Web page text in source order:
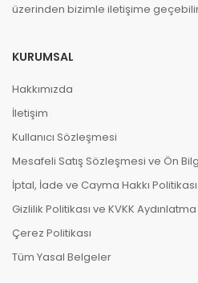
üzerinden bizimle iletişime
KURUMSAL
Hakkımızda
İletişim
Kullanıcı Sözleşmesi
Mesafeli Satış Sözleşmesi ve Ön
İptal, İade ve Cayma Hakkı Politikası
Gizlilik Politikası ve KVKK
Çerez Politikası
Tüm Yasal Belgeler